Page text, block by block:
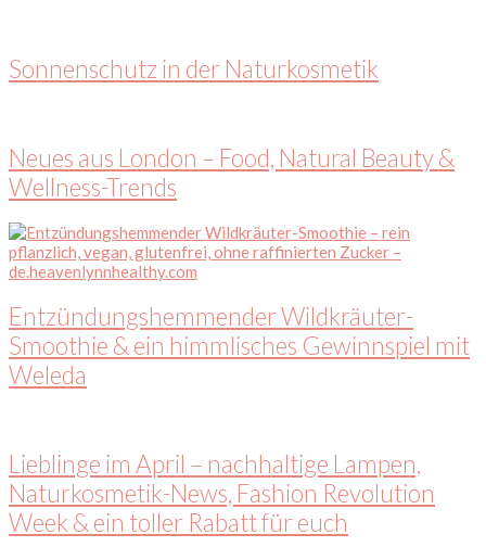
Sonnenschutz in der Naturkosmetik
Neues aus London – Food, Natural Beauty &
Wellness-Trends
Entzündungshemmender Wildkräuter-
Smoothie & ein himmlisches Gewinnspiel mit
Weleda
Lieblinge im April – nachhaltige Lampen,
Naturkosmetik-News, Fashion Revolution
Week & ein toller Rabatt für euch